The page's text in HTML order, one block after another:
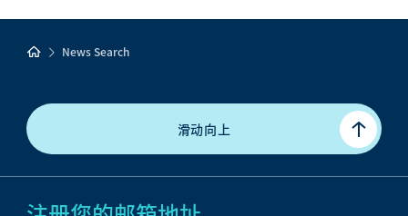
News Search
滑动向上